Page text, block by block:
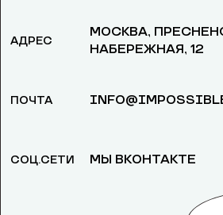
АДРЕС
ПОЧТА
СОЦ.СЕТИ
МОСКВА,
НАБЕРЕЖНАЯ, 12
МЫ ВКОНТАКТЕ